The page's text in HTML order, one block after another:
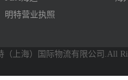
明特营业执照
（上海）国际物流有限公司.All